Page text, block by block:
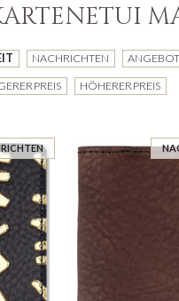
NACHRICHTEN ANGEBOT
PREIS HÖHERER PREIS